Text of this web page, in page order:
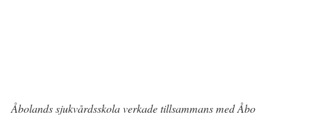
Åbolands sjukvårdsskola verkade tillsammans med Åbo